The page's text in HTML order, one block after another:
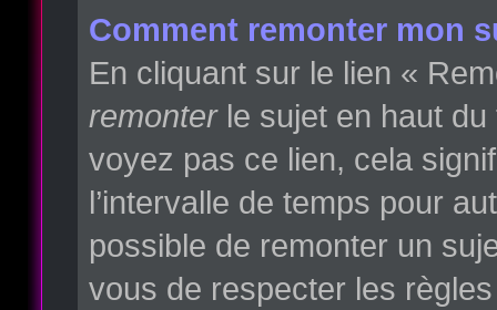
Comment remonter mon
En cliquant sur le lien «
remonterle sujet en haut du
voyez pas ce lien, cela
l’intervalle de temps pour
possible de remonter un
vous de respecter les